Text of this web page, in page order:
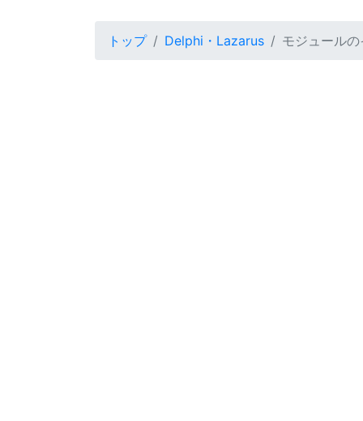
トップ Delphi・Lazarus モジュール